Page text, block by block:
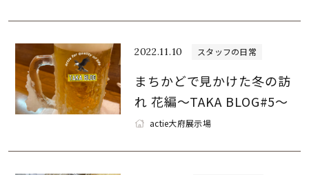
2022.11.10 スタッフの日常
まちかどで見かけた冬の訪
れ 花編～TAKA BLOG#5～
actie大府展示場